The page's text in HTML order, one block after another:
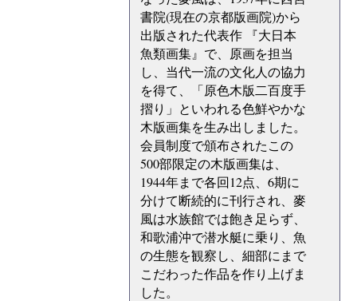
書院(現在の京都版画院)から
出版された代表作 『大日本
魚類画集』で、原画を担当
し、当代一流の文化人の協力
を得て、「原色木版二百度手
摺り」といわれる色鮮やかな
木版画集を生み出しました。
会員制度で頒布されたこの
500部限定の木版画集は、
1944年まで各回12点、6期に
分けて断続的に刊行され、麥
風は水族館では飽き足らず、
和歌浦沖で潜水艇に乗り、魚
の生態を観察し、細部にまで
こだわった作品を作り上げま
した。